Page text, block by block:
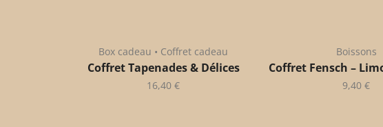
Box cadeau • Coffret cadeau
Coffret Tapenades & Délices
16,40 €
Boissons
Coffret Fensch –
9,40 €